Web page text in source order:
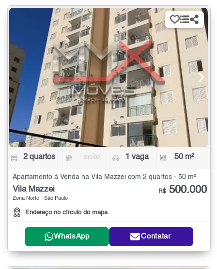
2 quartos - suíte 1 vaga 50 m²
Apartamento à Venda na Vila Mazzei com 2 quartos - 50 m²
Vila Mazzei
Zona Norte - São Paulo
Endereço no círculo do mapa
R$ 500.000
WhatsApp Contatar